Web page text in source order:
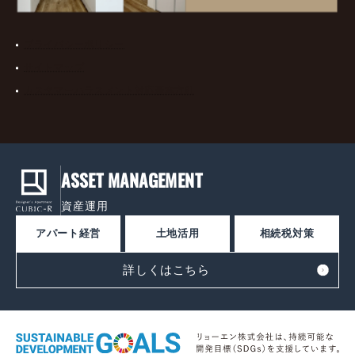
ASSET MANAGEMENT
資産運用
アパート経営 土地活用 相続税対策
詳しくはこちら